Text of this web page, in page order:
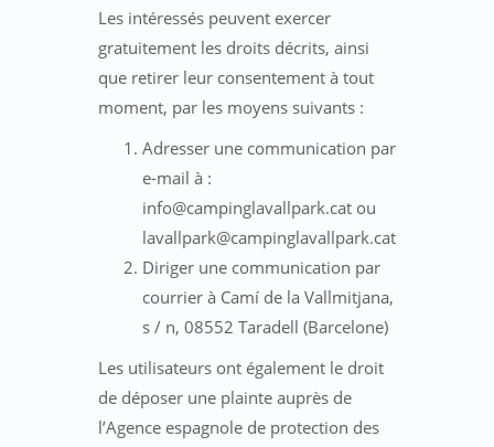
Les intéressés peuvent exercer
gratuitement les droits décrits, ainsi
que retirer leur consentement à tout
moment, par les moyens suivants :
Adresser une communication par
e-mail à :
info@campinglavallpark.cat ou
lavallpark@campinglavallpark.cat
Diriger une communication par
courrier à Camí de la Vallmitjana,
s / n, 08552 Taradell (Barcelone)
Les utilisateurs ont également le droit
de déposer une plainte auprès de
l’Agence espagnole de protection des